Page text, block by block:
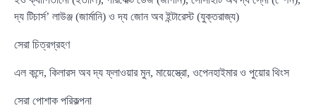
দ্য টিচার্স’ লাউঞ্জ (জার্মানি) ও দ্য জোন অব ইন্টারেস্ট (যুক্তরাজ্য)
সেরা চিত্রগ্রহণ
এল কন্দে, কিলারস অব দ্য ফ্লাওয়ার মুন, মায়েস্ত্রো, ওপেনহাইমার ও পুয়োর থিংস
সেরা পোশাক পরিকল্পনা